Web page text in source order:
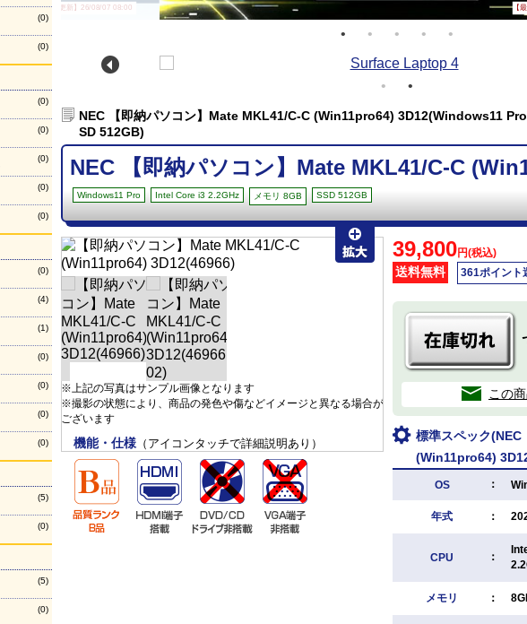
(0)
(0)
(0)
(0)
(0)
(0)
(0)
(0)
(4)
(1)
(0)
(0)
(0)
(0)
(5)
(0)
(5)
(0)
【最終更新】26/08/07 08:00 【
NEC 【即納パソコン】Mate MKL41/C-C (Win11pro64) 3D12(Windows11
SD 512GB)
NEC 【即納パソコン】Mate MKL41/C-C
Windows11 Pro Intel Core i3 2.2GHz メモリ 8GB SSD 512GB
※上記の写真はサンプル画像となります
※撮影の状態により、商品の発色や傷などイメージと異なる場合が
ございます
機能・仕様 （アイコンタッチで詳細説明あり）
39,800円(税込)
送料無料 361ポイント
この
標準スペック
(Win11pro64)
OS ：
年式 ：
CPU ：
メモリ ：